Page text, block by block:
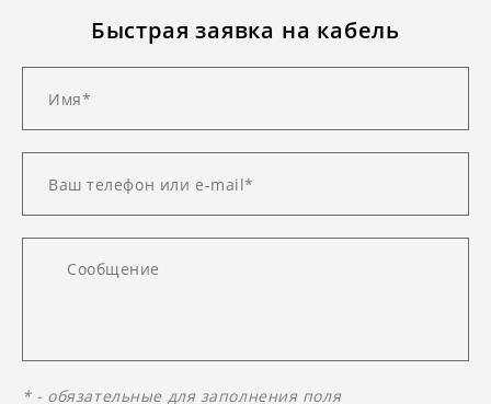
Быстрая заявка на кабель
* - обязательные для заполнения поля